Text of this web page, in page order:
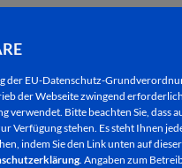
der EU-Datenschutz-
der Webseite zwingend
Bitte beachten Sie, dass
Verfügung stehen. Es steht Ihnen
indem Sie den Link unten auf
. Angaben zum
wird aus Gründen
eine beauftragte
Uhr andauern.